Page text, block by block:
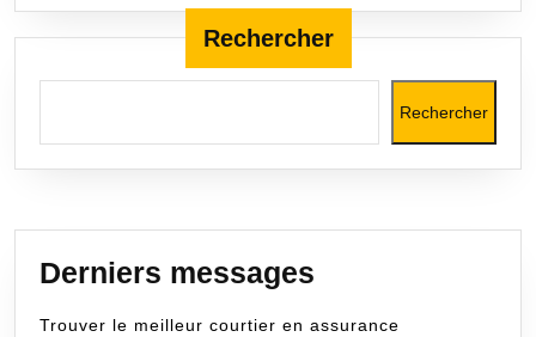
Rechercher
Rechercher
Derniers messages
Trouver le meilleur courtier en assurance